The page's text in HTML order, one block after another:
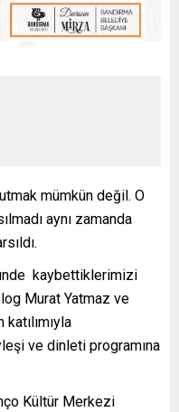
mümkün değil. O
aynı zamanda
kaybettiklerimizi
Murat Yatmaz ve
ve dinleti programına
Kültür Merkezi